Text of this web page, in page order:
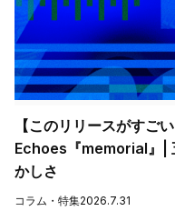
【このリリースがすご
Echoes『memorial』|
かしさ
コラム・特集2026.7.31